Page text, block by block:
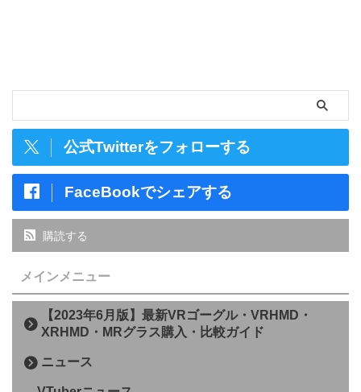
公式Twitterをフォローする
FaceBookでシェアする
購読する
メインメニュー
【2023年6月版】最新VRゴーグル・VRHMD・
XRHMD・MRグラス購入・比較ガイド
ニュース